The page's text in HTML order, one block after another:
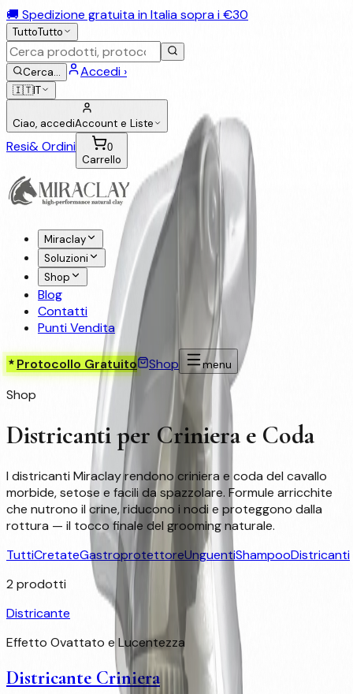
🚚 Spedizione gratuita in Italia sopra i €30
TuttoTutto
Cerca… Accedi ›
🇮🇹IT
Ciao, accediAccount e Liste
Resi& Ordini 0
Carrello
Miraclay
Soluzioni
Shop
Blog
Contatti
Punti Vendita
Protocollo Gratuito Shop menu
Shop
Districanti per Criniera e Coda
I districanti Miraclay rendono criniera e coda del cavallo
morbide, setose e facili da spazzolare. Formule arricchite
che nutrono il crine, riducono i nodi e proteggono dalla
rottura — il tocco finale del grooming naturale.
TuttiCretateGastroprotettoreUnguentiShampooDistricanti
2prodotti
Districante
Effetto Ovattato e Lucentezza
Districante Criniera